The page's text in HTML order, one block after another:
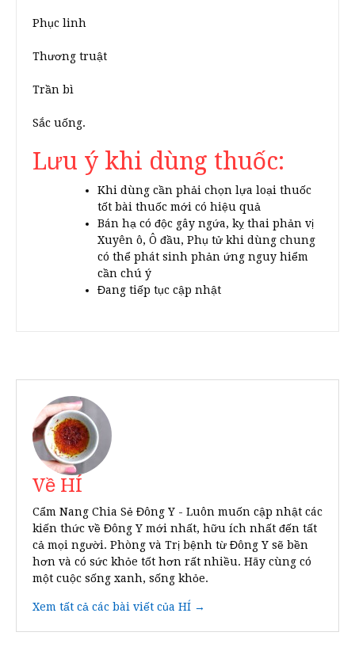
Phục linh
Thương truật
Trần bì
Sắc uống.
Lưu ý khi dùng thuốc:
Khi dùng cần phải chọn lựa loại thuốc
tốt bài thuốc mới có hiệu quả
Bán hạ có độc gây ngứa, kỵ thai phản vị
Xuyên ô, Ô đầu, Phụ tử khi dùng chung
có thể phát sinh phản ứng nguy hiểm
cần chú ý
Đang tiếp tục cập nhật
Về HÍ
Cẩm Nang Chia Sẻ Đông Y - Luôn muốn cập nhật các
kiến thức về Đông Y mới nhất, hữu ích nhất đến tất
cả mọi người. Phòng và Trị bệnh từ Đông Y sẽ bền
hơn và có sức khỏe tốt hơn rất nhiều. Hãy cùng có
một cuộc sống xanh, sống khỏe.
Xem tất cả các bài viết của HÍ →